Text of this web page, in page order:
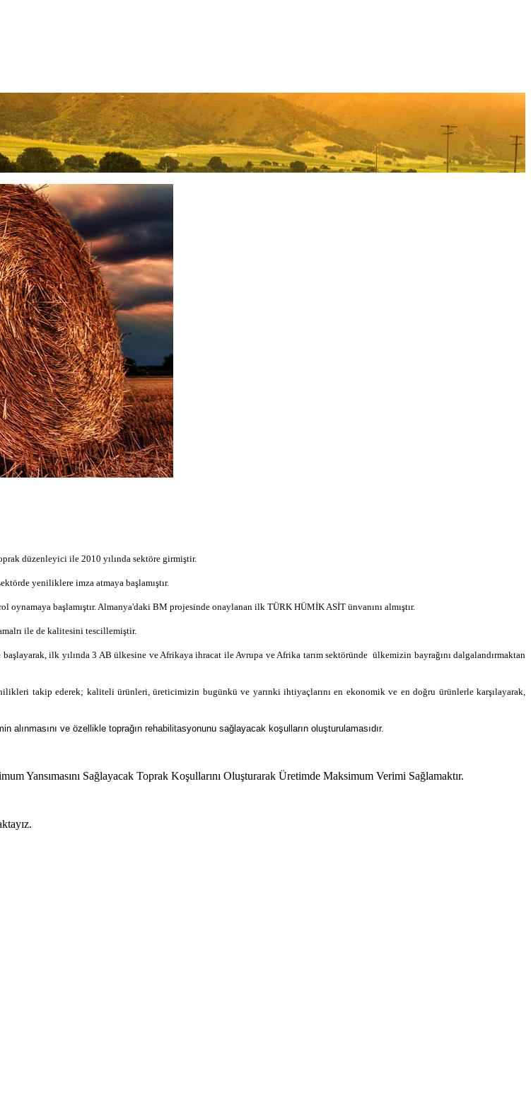
düzenleyici ile 2010 yılında sektöre girmiştir.
yeniliklere imza atmaya başlamıştır.
oynamaya başlamıştır. Almanya'daki BM projesinde onaylanan ilk TÜRK HÜMİK ASİT ünvanını almıştır.
ile de kalitesini tescillemiştir.
ilk yılında 3 AB ülkesine ve Afrikaya ihracat ile Avrupa ve Afrika tarım sektöründe ülkemizin bayrağını dalgalandırmaktan
takip ederek; kaliteli ürünleri, üreticimizin bugünkü ve yarınki ihtiyaçlarını en ekonomik ve en doğru ürünlerle karşılayarak,
ve özellikle toprağın rehabilitasyonunu sağlayacak koşulların oluşturulamasıdır.
Yansımasını Sağlayacak Toprak Koşullarını Oluşturarak Üretimde Maksimum Verimi Sağlamaktır.